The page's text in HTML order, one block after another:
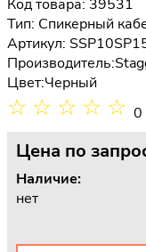
Код товара: 39531
Тип: Спикерный
Артикул:
Производитель:
Цвет:Черный
☆ ☆ ☆ ☆ ☆ 0
Цена по
Наличие:
нет